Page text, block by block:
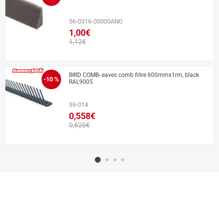
56-0316-00000AN0
1,00€
1,12€
-10 %
BIRD COMB- eaves comb fillre 600mmx1rm, black
RAL9005
59-014
0,558€
0,620€